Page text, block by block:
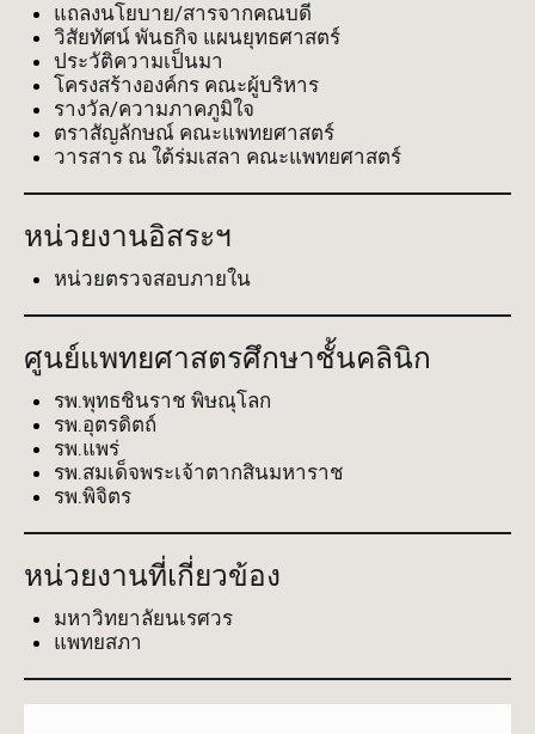
แถลงนโยบาย/สารจากคณบดี
วิสัยทัศน์ พันธกิจ แผนยุทธศาสตร์
ประวัติความเป็นมา
โครงสร้างองค์กร คณะผู้บริหาร
รางวัล/ความภาคภูมิใจ
ตราสัญลักษณ์ คณะแพทยศาสตร์
วารสาร ณ ใต้ร่มเสลา คณะแพทยศาสตร์
หน่วยงานอิสระฯ
หน่วยตรวจสอบภายใน
ศูนย์แพทยศาสตรศึกษาชั้นคลินิก
รพ.พุทธชินราช พิษณุโลก
รพ.อุตรดิตถ์
รพ.แพร่
รพ.สมเด็จพระเจ้าตากสินมหาราช
รพ.พิจิตร
หน่วยงานที่เกี่ยวข้อง
มหาวิทยาลัยนเรศวร
แพทยสภา